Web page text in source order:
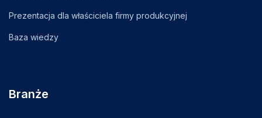
Prezentacja dla właściciela firmy produkcyjnej
Baza wiedzy
Branże